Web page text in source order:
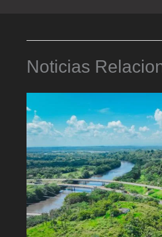
Noticias